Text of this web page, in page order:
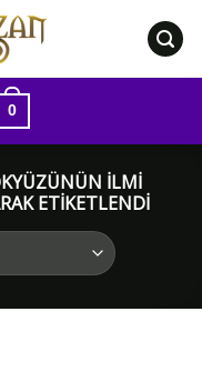
0
İLMI
ETIKETLENDI